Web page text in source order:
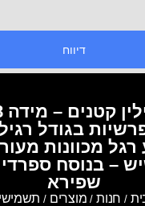
דיווח
בגודל
רגל מכוונות
– בנוסח ספרדי
שפירא
/ חנות/ מוצרים /